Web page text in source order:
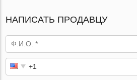
НАПИСАТЬ ПРОДАВЦУ